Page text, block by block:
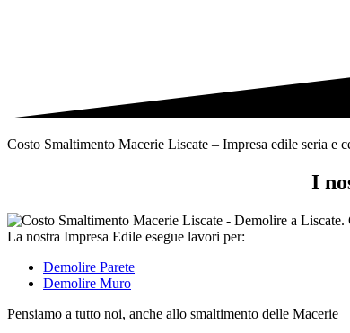
Costo Smaltimento Macerie Liscate – Impresa edile seria
I
La nostra Impresa Edile esegue lavori per:
Demolire Parete
Demolire Muro
Pensiamo a tutto noi, anche allo smaltimento delle Macerie